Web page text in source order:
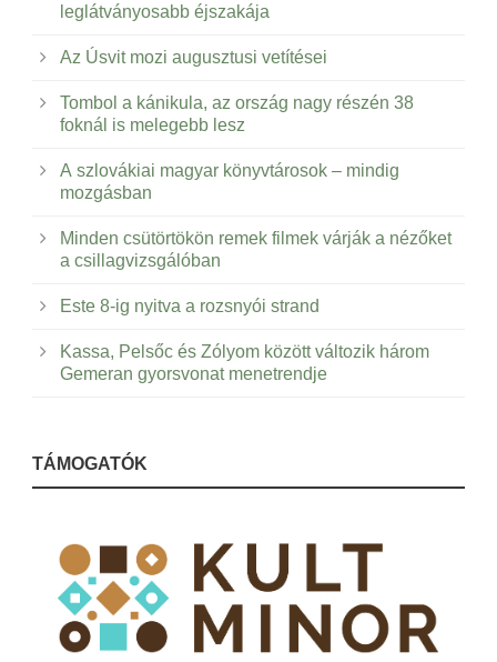
leglátványosabb éjszakája
Az Úsvit mozi augusztusi vetítései
Tombol a kánikula, az ország nagy részén 38
foknál is melegebb lesz
A szlovákiai magyar könyvtárosok – mindig
mozgásban
Minden csütörtökön remek filmek várják a nézőket
a csillagvizsgálóban
Este 8-ig nyitva a rozsnyói strand
Kassa, Pelsőc és Zólyom között változik három
Gemeran gyorsvonat menetrendje
TÁMOGATÓK